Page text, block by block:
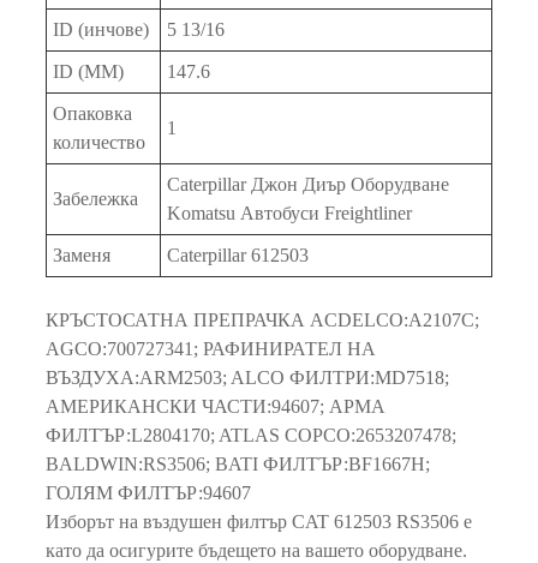
ID (инчове) 5 13/16
ID (MM) 147.6
Опаковка
количество
1
Забележка
Caterpillar Джон Диър Оборудване
Komatsu Автобуси Freightliner
Заменя Caterpillar 612503
КРЪСТОСАТНА ПРЕПРАЧКА ACDELCO:A2107C;
AGCO:700727341; РАФИНИРАТЕЛ НА
ВЪЗДУХА:ARM2503; ALCO ФИЛТРИ:MD7518;
АМЕРИКАНСКИ ЧАСТИ:94607; АРМА
ФИЛТЪР:L2804170; ATLAS COPCO:2653207478;
BALDWIN:RS3506; BATI ФИЛТЪР:BF1667H;
ГОЛЯМ ФИЛТЪР:94607
Изборът на въздушен филтър CAT 612503 RS3506 е
като да осигурите бъдещето на вашето оборудване.